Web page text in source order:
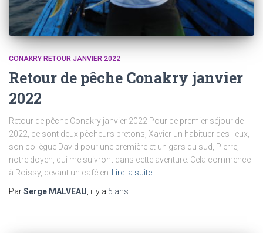
CONAKRY RETOUR JANVIER 2022
Retour de pêche Conakry janvier
2022
Retour de pêche Conakry janvier 2022 Pour ce premier séjour de
2022, ce sont deux pêcheurs bretons, Xavier un habituer des lieux,
son collègue David pour une première et un gars du sud, Pierre,
notre doyen, qui me suivront dans cette aventure. Cela commence
à Roissy, devant un café en
Lire la suite…
ParSerge MALVEAU , il y a 5 ans